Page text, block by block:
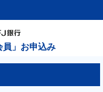
員」お申込み